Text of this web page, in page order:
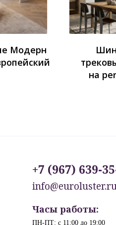
Модерн
на
+7 (967) 639-
Часы работы:
ПН-ПТ: с 11:00 до 19:00